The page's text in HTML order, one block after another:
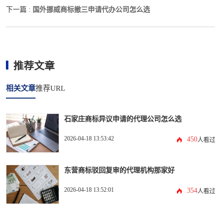
下一篇 : 国外挪威商标撤三申请代办公司怎么选
推荐文章
相关文章推荐URL
石家庄商标异议申请的代理公司怎么选
2026-04-18 13:53:42 450人看过
东营商标驳回复审的代理机构那家好
2026-04-18 13:52:01 354人看过